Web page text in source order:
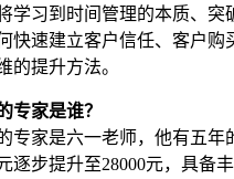
学习到时间管理的本质、突
快速建立客户信任、客户购
的提升方法。
专家是谁？
专家是六一老师，他有五年
逐步提升至28000元，具备